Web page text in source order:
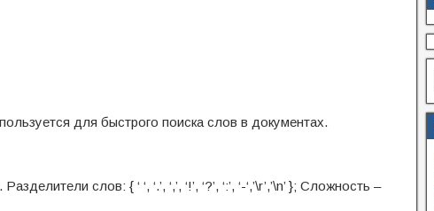
для быстрого поиска слов в документах.
слов: { ‘ ‘, ‘.’, ‘,’, ‘!’, ‘?’, ‘:’, ‘-‘,’\r’,’\n’ }; Сложность –